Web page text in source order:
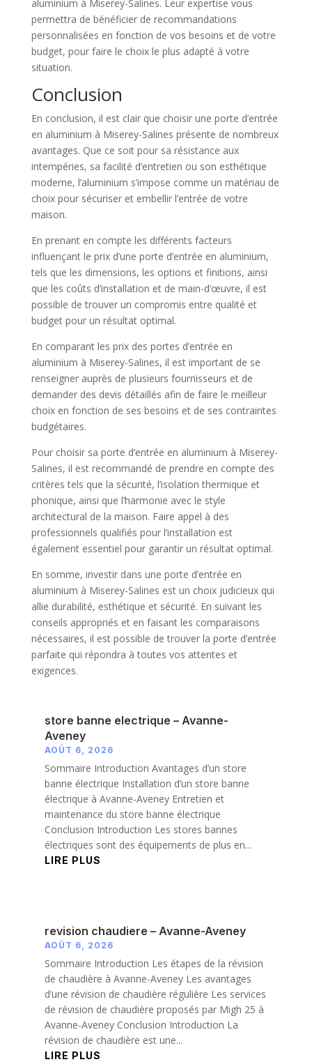
aluminium à Miserey-Salines. Leur expertise vous
permettra de bénéficier de recommandations
personnalisées en fonction de vos besoins et de votre
budget, pour faire le choix le plus adapté à votre
situation.
Conclusion
En conclusion, il est clair que choisir une porte d’entrée
en aluminium à Miserey-Salines présente de nombreux
avantages. Que ce soit pour sa résistance aux
intempéries, sa facilité d’entretien ou son esthétique
moderne, l’aluminium s’impose comme un matériau de
choix pour sécuriser et embellir l’entrée de votre
maison.
En prenant en compte les différents facteurs
influençant le prix d’une porte d’entrée en aluminium,
tels que les dimensions, les options et finitions, ainsi
que les coûts d’installation et de main-d’œuvre, il est
possible de trouver un compromis entre qualité et
budget pour un résultat optimal.
En comparant les prix des portes d’entrée en
aluminium à Miserey-Salines, il est important de se
renseigner auprès de plusieurs fournisseurs et de
demander des devis détaillés afin de faire le meilleur
choix en fonction de ses besoins et de ses contraintes
budgétaires.
Pour choisir sa porte d’entrée en aluminium à Miserey-
Salines, il est recommandé de prendre en compte des
critères tels que la sécurité, l’isolation thermique et
phonique, ainsi que l’harmonie avec le style
architectural de la maison. Faire appel à des
professionnels qualifiés pour l’installation est
également essentiel pour garantir un résultat optimal.
En somme, investir dans une porte d’entrée en
aluminium à Miserey-Salines est un choix judicieux qui
allie durabilité, esthétique et sécurité. En suivant les
conseils appropriés et en faisant les comparaisons
nécessaires, il est possible de trouver la porte d’entrée
parfaite qui répondra à toutes vos attentes et
exigences.
store banne electrique – Avanne-
Aveney
AOÛT 6, 2026
Sommaire Introduction Avantages d’un store
banne électrique Installation d’un store banne
électrique à Avanne-Aveney Entretien et
maintenance du store banne électrique
Conclusion Introduction Les stores bannes
électriques sont des équipements de plus en...
LIRE PLUS
revision chaudiere – Avanne-Aveney
AOÛT 6, 2026
Sommaire Introduction Les étapes de la révision
de chaudière à Avanne-Aveney Les avantages
d’une révision de chaudière régulière Les services
de révision de chaudière proposés par Migh 25 à
Avanne-Aveney Conclusion Introduction La
révision de chaudière est une...
LIRE PLUS